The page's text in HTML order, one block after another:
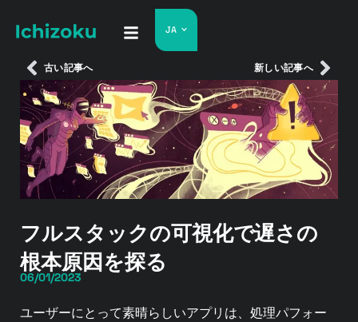
JA
古い記事へ 新しい記事へ
フルスタックの可視化で遅さの
根本原因を探る
06/01/2023
ユーザーにとって素晴らしいアプリは、処理パフォー